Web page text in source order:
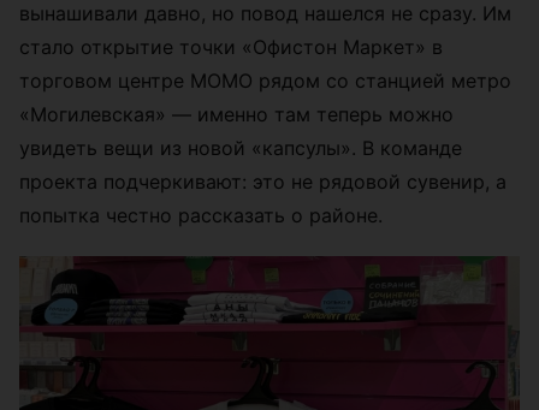
вынашивали давно, но повод нашелся не сразу. Им
стало открытие точки «Офистон Маркет» в
торговом центре МОМО рядом со станцией метро
«Могилевская» — именно там теперь можно
увидеть вещи из новой «капсулы». В команде
проекта подчеркивают: это не рядовой сувенир, а
попытка честно рассказать о районе.